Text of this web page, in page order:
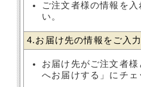
ご注文者様の情報を
い。
4.お届け先の情報をご入
お届け先がご注文者
へお届けする」にチ